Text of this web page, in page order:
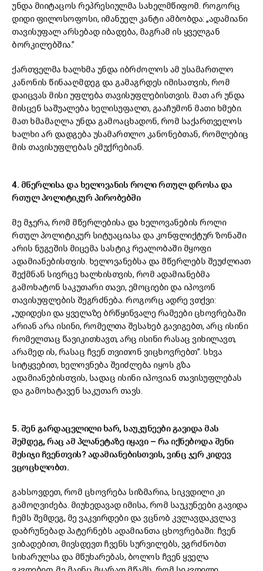
უნდა მიიტაცოს რეპრესიულმა სახელმწიფომ. როგორც
დიდი ფილოსოფოსი, იმანუელ კანტი ამბობდა: „ადამიანი
თავისუფალ არსებად იბადება, მაგრამ ის ყველგან
ბორკილებშია.”
ქართველმა ხალხმა უნდა იბრძოლოს ამ უსამართლო
კანონის წინააღმდეგ და გამაგრდეს იმისათვის, რომ
დაიცვას მისი უფლება თავისუფლებისთვის. მათ არ უნდა
მისცენ საშუალება ხელისუფალთ, გააჩუმონ მათი ხმები.
მათ ხმამაღლა უნდა გამოაცხადონ, რომ საქართველოს
ხალხი არ დადგება უსამართლო კანონებთან, რომლებიც
მის თავისუფლებას ემუქრებიან.
4. მწერლისა და ხელოვანის როლი რთულ დროსა და
რთულ პოლიტიკურ პირობებში
მე მჯერა, რომ მწერლებისა და ხელოვანების როლი
რთულ პოლიტიკურ სიტუაციასა და კონფლიქტურ ზონაში
არის ნუგეშის მიცემა სასტიკ რეალობაში მყოფი
ადამიანებისთვის. ხელოვანებსა და მწერლებს შეუძლიათ
შექმნან სივრცე ხალხისთვის, რომ ადამიანებმა
გამოხატონ საკუთარი თავი, ემოციები და იპოვონ
თავისუფლების შეგრძნება. როგორც ადრე ვთქვი:
„უდიდესი და ყველაზე ბრწყინვალე რამეები ცხოვრებაში
არიან არა ისინი, რომელთა შესახებ გავიგებთ, არც ისინი
რომელთაც წავიკითხავთ, არც ისინი რასაც ვიხილავთ,
არამედ ის, რასაც ჩვენ თვითონ ვიცხოვრებთ”. სხვა
სიტყვებით, ხელოვნება შეიძლება იყოს გზა
ადამიანებისთვის, სადაც ისინი იპოვიან თავისუფლებას
და გამოხატავენ საკუთარ თავს.
5. შენ გარდაცვლილი ხარ, საუკუნეები გავიდა მას
შემდეგ, რაც ამ პლანეტაზე იყავი – რა იქნებოდა შენი
მესიჯი ჩვენთვის? ადამიანებისთვის, ვინც ჯერ კიდევ
ვცოცხლობთ.
გახსოვდეთ, რომ ცხოვრება სიზმარია, სიკვდილი კი
გამოღვიძება. მიუხედავად იმისა, რომ საუკუნეები გავიდა
ჩემს შემდეგ, მე ვაკვირდები და ვცნობ კვლავდაკვლავ
დაბრუნებად პატერნებს ადამიანთა ცხოვრებაში: ჩვენ
ვიბადებით, მივსდევთ ჩვენს სურვილებს, ვგრძნობთ
სიხარულსა და მწუხარებას, ბოლოს ჩვენ ყველა